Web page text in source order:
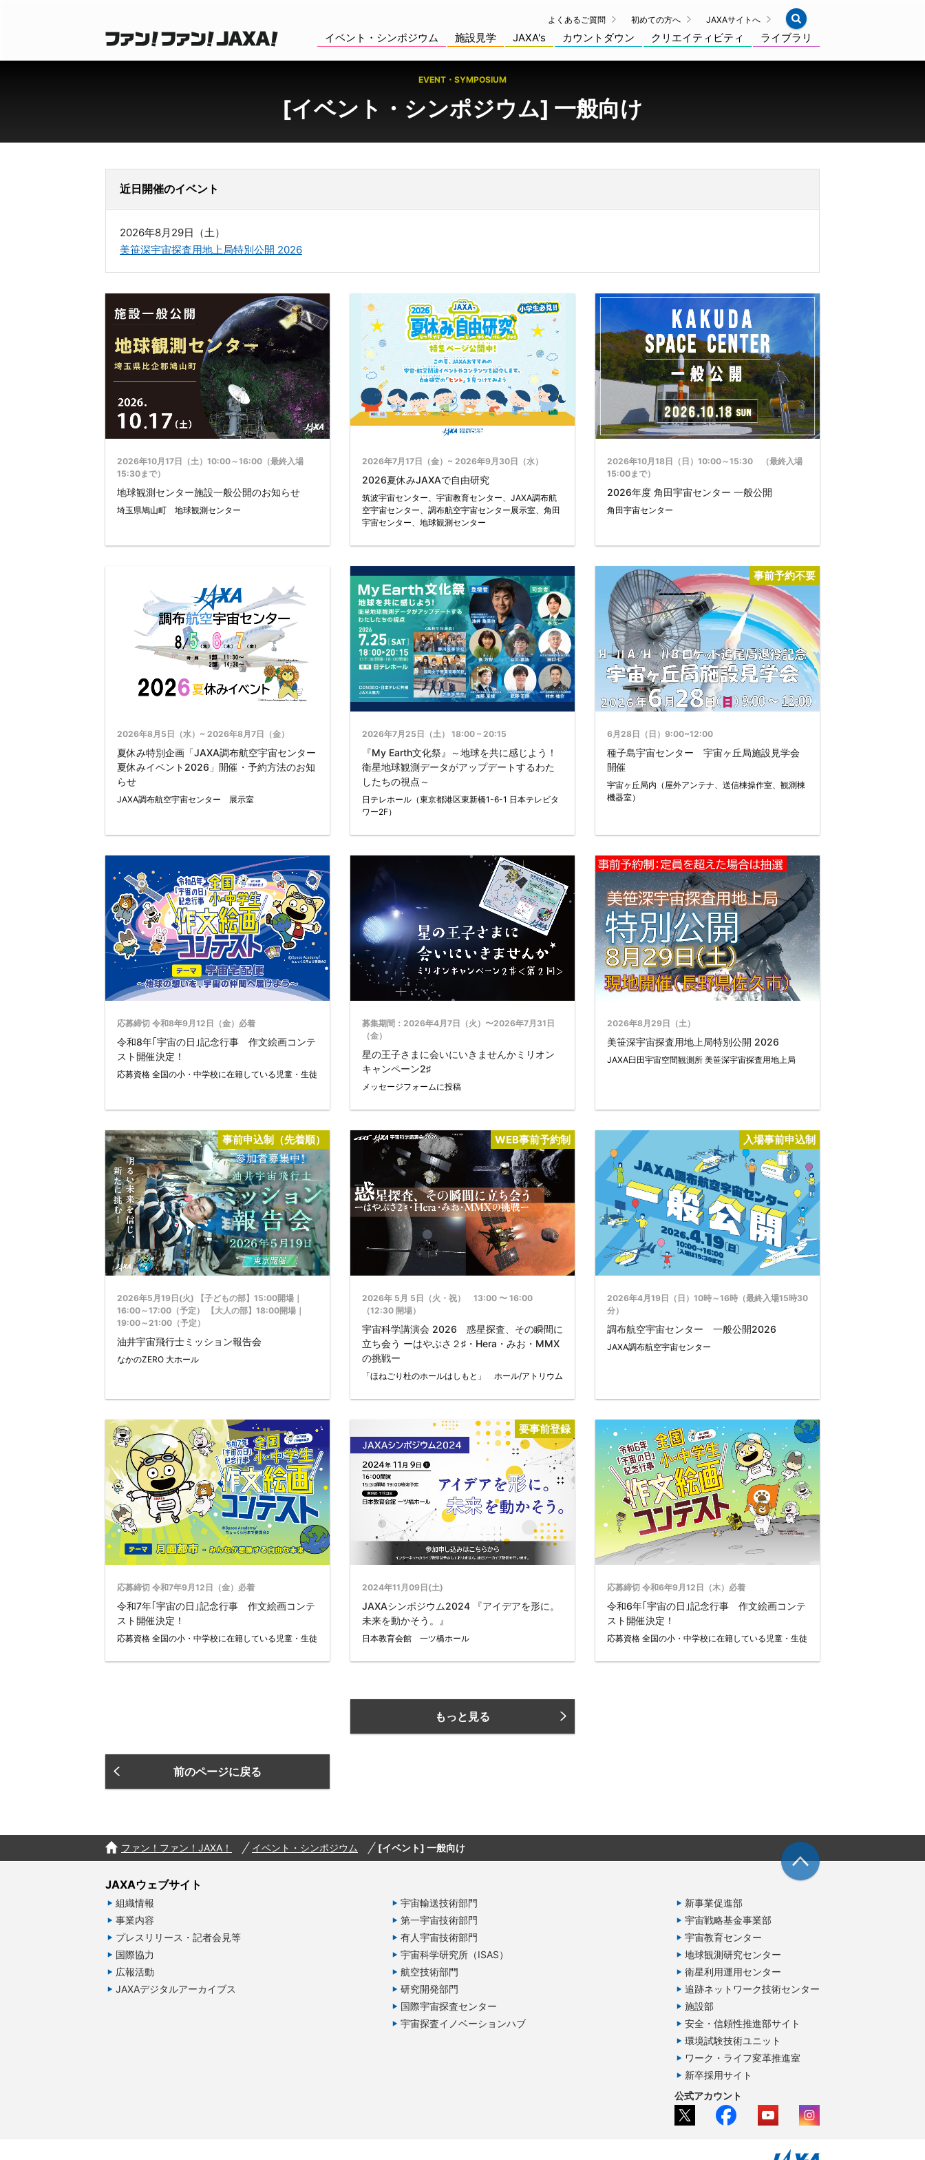
よくあるご質問 初めての方へ JAXAサイトへ
イベント・シンポジウム 施設見学 JAXA's カウントダウン クリエイティビティ ライブラリ
EVENT・SYMPOSIUM
[イベント・シンポジウム] 一般向け
近日開催のイベント
2026年8月29日（土）
美笹深宇宙探査用地上局特別公開 2026
2026年10月17日（土）10:00～16:00（最終入場
15:30まで）
地球観測センター施設一般公開のお知らせ
埼玉県鳩山町 地球観測センター
2026年7月17日（金）~ 2026年9月30日（水）
2026夏休みJAXAで自由研究
筑波宇宙センター、宇宙教育センター、JAXA調布航
空宇宙センター、調布航空宇宙センター展示室、角田
宇宙センター、地球観測センター
2026年10月18日（日）10:00～15:30 （最終入場
15:00まで）
2026年度 角田宇宙センター 一般公開
角田宇宙センター
2026年8月5日（水）~ 2026年8月7日（金）
夏休み特別企画「JAXA調布航空宇宙センター
夏休みイベント2026」開催・予約方法のお知
らせ
JAXA調布航空宇宙センター 展示室
2026年7月25日（土） 18:00 – 20:15
『My Earth文化祭』～地球を共に感じよう！
衛星地球観測データがアップデートするわた
したちの視点～
日テレホール（東京都港区東新橋1-6-1 日本テレビタ
ワー2F）
事前予約不要
6月28日（日）9:00~12:00
種子島宇宙センター 宇宙ヶ丘局施設見学会
開催
宇宙ヶ丘局内（屋外アンテナ、送信棟操作室、観測棟
機器室）
応募締切 令和8年9月12日（金）必着
令和8年｢宇宙の日｣記念行事 作文絵画コンテ
スト開催決定！
応募資格 全国の小・中学校に在籍している児童・生徒
募集期間：2026年4月7日（火）〜2026年7月31日
（金）
星の王子さまに会いにいきませんかミリオン
キャンペーン2♯
メッセージフォームに投稿
2026年8月29日（土）
美笹深宇宙探査用地上局特別公開 2026
JAXA臼田宇宙空間観測所 美笹深宇宙探査用地上局
事前申込制（先着順）
2026年5月19日(火) 【子どもの部】15:00開場｜
16:00～17:00（予定） 【大人の部】18:00開場｜
19:00～21:00（予定）
油井宇宙飛行士ミッション報告会
なかのZERO 大ホール
WEB事前予約制
2026年 5月 5日（火・祝） 13:00 〜 16:00
（12:30 開場）
宇宙科学講演会 2026 惑星探査、その瞬間に
立ち会う ーはやぶさ２♯・Hera・みお・MMX
の挑戦ー
「ほねごり杜のホールはしもと」 ホール/アトリウム
入場事前申込制
2026年4月19日（日）10時～16時（最終入場15時30
分）
調布航空宇宙センター 一般公開2026
JAXA調布航空宇宙センター
応募締切 令和7年9月12日（金）必着
令和7年｢宇宙の日｣記念行事 作文絵画コンテ
スト開催決定！
応募資格 全国の小・中学校に在籍している児童・生徒
要事前登録
2024年11月09日(土)
JAXAシンポジウム2024 『アイデアを形に。
未来を動かそう。』
日本教育会館 一ツ橋ホール
応募締切 令和6年9月12日（木）必着
令和6年｢宇宙の日｣記念行事 作文絵画コンテ
スト開催決定！
応募資格 全国の小・中学校に在籍している児童・生徒
もっと見る
前のページに戻る
ファン！ファン！JAXA！ イベント・シンポジウム [イベント] 一般向け
JAXAウェブサイト
組織情報
事業内容
プレスリリース・記者会見等
国際協力
広報活動
JAXAデジタルアーカイブス
宇宙輸送技術部門
第一宇宙技術部門
有人宇宙技術部門
宇宙科学研究所（ISAS）
航空技術部門
研究開発部門
国際宇宙探査センター
宇宙探査イノベーションハブ
新事業促進部
宇宙戦略基金事業部
宇宙教育センター
地球観測研究センター
衛星利用運用センター
追跡ネットワーク技術センター
施設部
安全・信頼性推進部サイト
環境試験技術ユニット
ワーク・ライフ変革推進室
新卒採用サイト
公式アカウント